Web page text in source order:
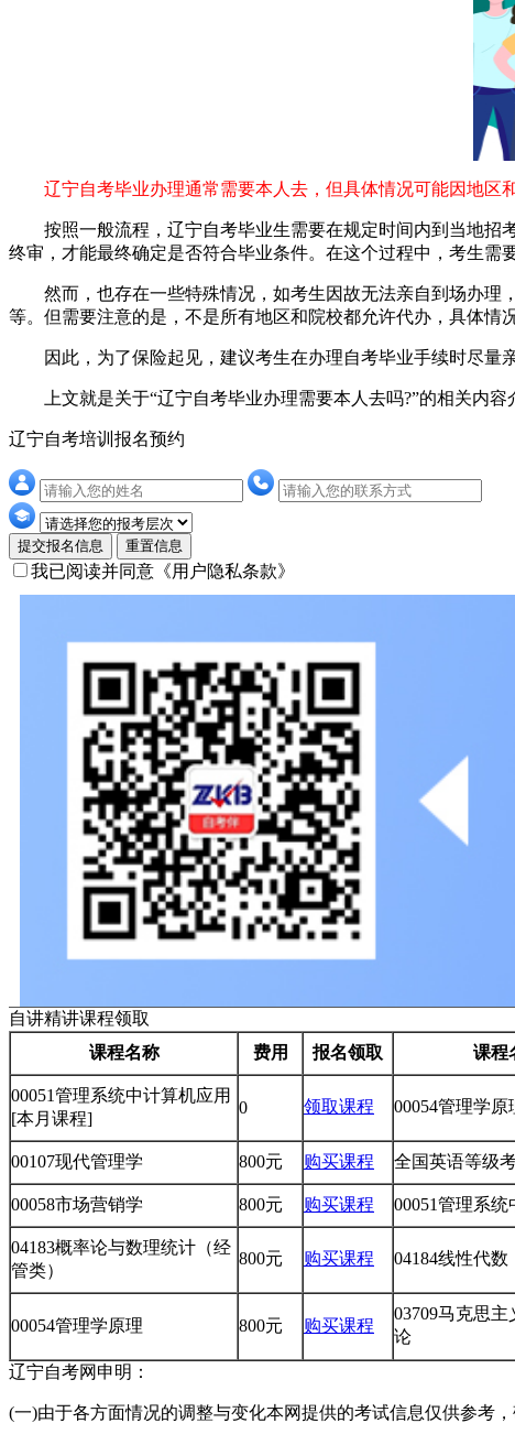
辽宁自考毕业办理通常需要本人去，但具体情况可能因地区和
按照一般流程，辽宁自考毕业生需要在规定时间内到当地招
终审，才能最终确定是否符合毕业条件。在这个过程中，考生需
然而，也存在一些特殊情况，如考生因故无法亲自到场办理
等。但需要注意的是，不是所有地区和院校都允许代办，具体情
因此，为了保险起见，建议考生在办理自考毕业手续时尽量
上文就是关于“辽宁自考毕业办理需要本人去吗?”的相关内容
辽宁自考培训报名预约
提交报名信息 重置信息
我已阅读并同意 《用户隐私条款》
自讲精讲课程领取
课程名称
费用 报名领取 课程
00051管理系统中计算机应用
[本月课程]
0 领取课程 00054管理学原
00107现代管理学 800元 购买课程 全国英语等级考
00058市场营销学 800元 购买课程 00051管理系统
04183概率论与数理统计（经
管类）
800元 购买课程 04184线性代数
00054管理学原理 800元 购买课程
03709马克思
论
辽宁自考网申明：
(一)由于各方面情况的调整与变化本网提供的考试信息仅供参考